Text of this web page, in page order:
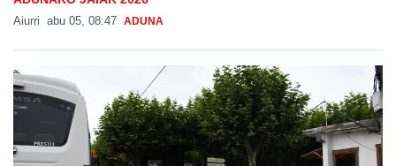
Aiurri abu 05, 08:47 ADUNA